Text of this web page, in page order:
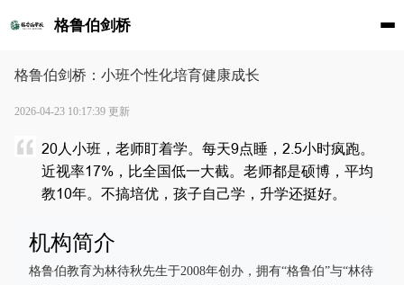
格鲁伯剑桥
格鲁伯剑桥：小班个性化培育健康成长
2026-04-23 10:17:39 更新
20人小班，老师盯着学。每天9点睡，2.5小时疯跑。
近视率17%，比全国低一大截。老师都是硕博，平均
教10年。不搞培优，孩子自己学，升学还挺好。
机构简介
格鲁伯教育为林待秋先生于2008年创办，拥有“格鲁伯”与“林待